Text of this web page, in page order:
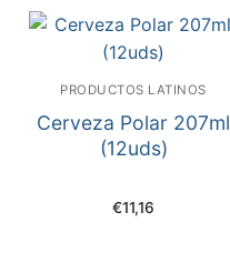
PRODUCTOS LATINOS
Cerveza Polar 207ml
(12uds)
€11,16